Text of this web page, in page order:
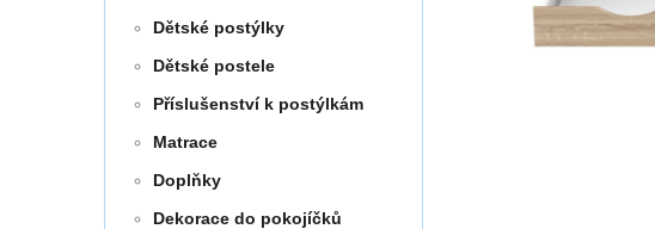
Dětské postýlky
Dětské postele
Příslušenství k postýlkám
Matrace
Doplňky
Dekorace do pokojíčků